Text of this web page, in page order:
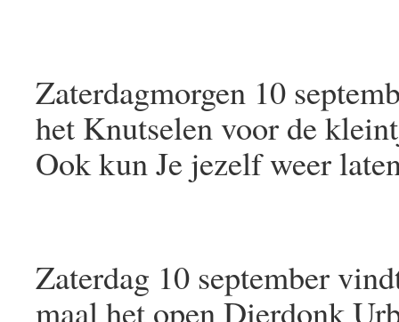
Zaterdagmorgen 10
het Knutselen voor de
Ook kun Je jezelf weer
Zaterdag 10 september
maal het open Dierdonk